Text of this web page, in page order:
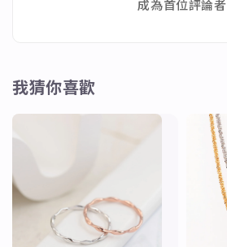
成為首位評論者
我猜你喜歡